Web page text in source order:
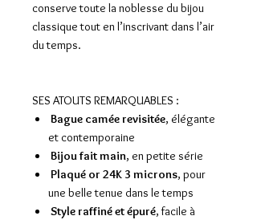
conserve toute la noblesse du bijou
classique tout en l’inscrivant dans l’air
du temps.
SES ATOUTS REMARQUABLES :
Bague camée revisitée, élégante
et contemporaine
Bijou fait main, en petite série
Plaqué or 24K 3 microns, pour
une belle tenue dans le temps
Style raffiné et épuré, facile à